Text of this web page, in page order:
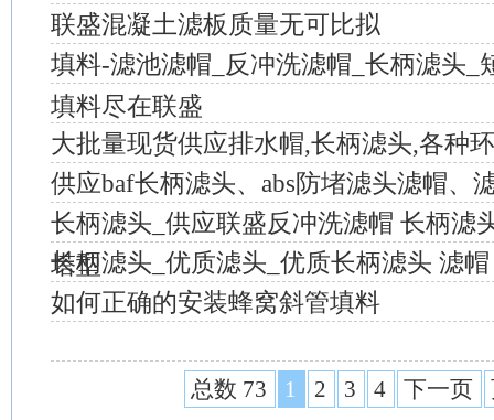
联盛混凝土滤板质量无可比拟
填料-滤池滤帽_反冲洗滤帽_长柄滤头_
填料尽在联盛
大批量现货供应排水帽,长柄滤头,各种
供应baf长柄滤头、abs防堵滤头滤帽、
长柄滤头_供应联盛反冲洗滤帽 长柄滤
塔型
长柄滤头_优质滤头_优质长柄滤头 滤
如何正确的安装蜂窝斜管填料
总数 73 1 2 3 4 下一页